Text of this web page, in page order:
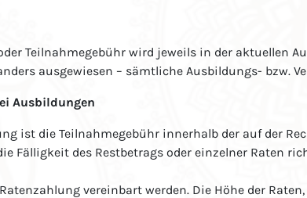
Teilnahmegebühr wird jeweils in der aktuellen
ausgewiesen – sämtliche Ausbildungs- bzw.
Ausbildungen
ist die Teilnahmegebühr innerhalb der auf der
Fälligkeit des Restbetrags oder einzelner Raten
vereinbart werden. Die Höhe der